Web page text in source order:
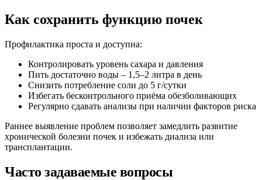
Как сохранить функцию почек
Профилактика проста и доступна:
Контролировать уровень сахара и давления
Пить достаточно воды – 1,5–2 литра в день
Снизить потребление соли до 5 г/сутки
Избегать бесконтрольного приёма обезболивающих
Регулярно сдавать анализы при наличии факторов риска
Раннее выявление проблем позволяет замедлить развитие
хронической болезни почек и избежать диализа или
трансплантации.
Часто задаваемые вопросы